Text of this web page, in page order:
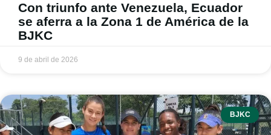
Con triunfo ante Venezuela, Ecuador
se aferra a la Zona 1 de América de la
BJKC
9 de abril de 2026
BJKC